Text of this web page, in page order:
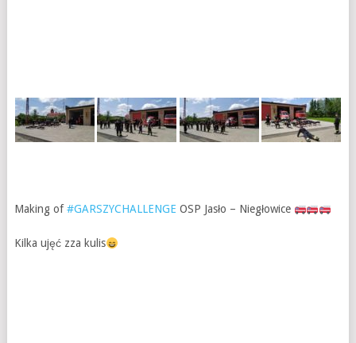
Making of#GARSZYCHALLENGE OSP Jasło – Niegłowice
Kilka ujęć zza kulis